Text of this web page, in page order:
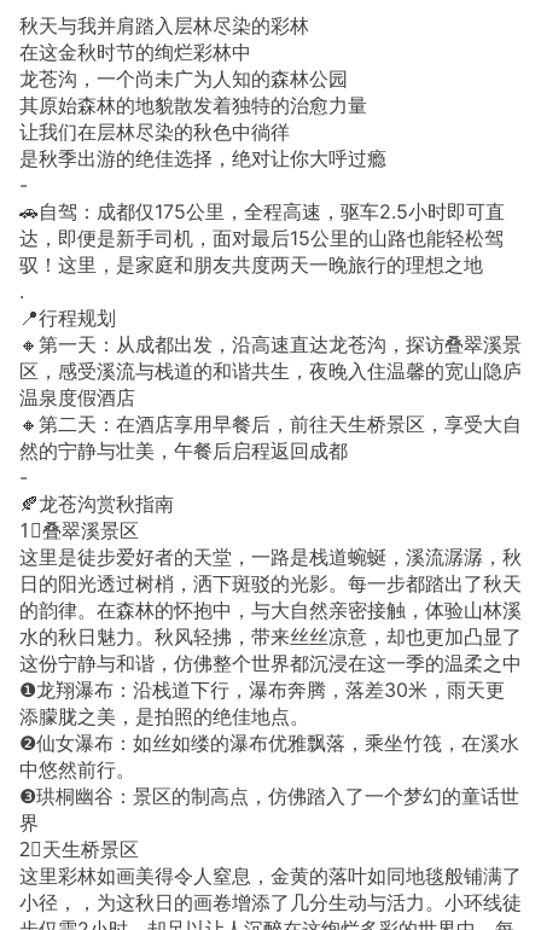
秋天与我并肩踏入层林尽染的彩林
在这金秋时节的绚烂彩林中
龙苍沟，一个尚未广为人知的森林公园
其原始森林的地貌散发着独特的治愈力量
让我们在层林尽染的秋色中徜徉
是秋季出游的绝佳选择，绝对让你大呼过瘾
-
🚗自驾：成都仅175公里，全程高速，驱车2.5小时即可直
达，即便是新手司机，面对最后15公里的山路也能轻松驾
驭！这里，是家庭和朋友共度两天一晚旅行的理想之地
.
📍行程规划
🔸第一天：从成都出发，沿高速直达龙苍沟，探访叠翠溪景
区，感受溪流与栈道的和谐共生，夜晚入住温馨的宽山隐庐
温泉度假酒店
🔸第二天：在酒店享用早餐后，前往天生桥景区，享受大自
然的宁静与壮美，午餐后启程返回成都
-
🍂龙苍沟赏秋指南
1⃣叠翠溪景区
这里是徒步爱好者的天堂，一路是栈道蜿蜒，溪流潺潺，秋
日的阳光透过树梢，洒下斑驳的光影。每一步都踏出了秋天
的韵律。在森林的怀抱中，与大自然亲密接触，体验山林溪
水的秋日魅力。秋风轻拂，带来丝丝凉意，却也更加凸显了
这份宁静与和谐，仿佛整个世界都沉浸在这一季的温柔之中
❶龙翔瀑布：沿栈道下行，瀑布奔腾，落差30米，雨天更
添朦胧之美，是拍照的绝佳地点。
❷仙女瀑布：如丝如缕的瀑布优雅飘落，乘坐竹筏，在溪水
中悠然前行。
❸珙桐幽谷：景区的制高点，仿佛踏入了一个梦幻的童话世
界
2⃣天生桥景区
这里彩林如画美得令人窒息，金黄的落叶如同地毯般铺满了
小径，，为这秋日的画卷增添了几分生动与活力。小环线徒